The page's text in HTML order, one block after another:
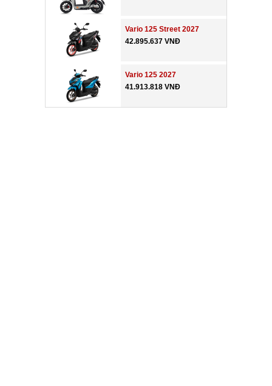
Vario 125 Street 2027
42.895.637 VNĐ
Vario 125 2027
41.913.818 VNĐ